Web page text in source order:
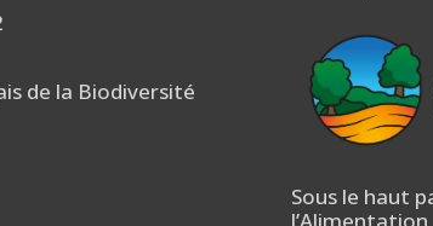
de la Biodiversité
Sous le haut